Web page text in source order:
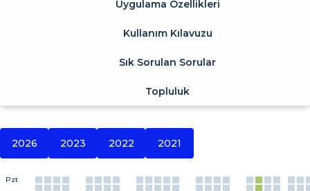
Uygulama Özellikleri
Kullanım Kılavuzu
Sık Sorulan Sorular
Topluluk
2026 2023 2022 2021
Pzt